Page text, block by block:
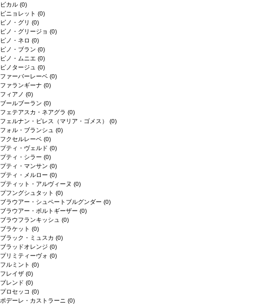
ビカル (0)
ピニョレット (0)
ピノ・グリ (0)
ピノ・グリージョ (0)
ピノ・ネロ (0)
ピノ・ブラン (0)
ピノ・ムニエ (0)
ピノタージュ (0)
ファーバーレーベ (0)
ファランギーナ (0)
フィアノ (0)
ブールブーラン (0)
フェテアスカ・ネアグラ (0)
フェルナン・ピレス（マリア・ゴメス） (0)
フォル・ブランシュ (0)
フクセルレーベ (0)
プティ・ヴェルド (0)
プティ・シラー (0)
プティ・マンサン (0)
プティ・メルロー (0)
プティット・アルヴィーヌ (0)
プフングシュタット (0)
ブラウアー・シュペートブルグンダー (0)
ブラウアー・ポルトギーザー (0)
ブラウフランキッシュ (0)
ブラケット (0)
ブラック・ミュスカ (0)
ブラッドオレンジ (0)
プリミティーヴォ (0)
フルミント (0)
フレイザ (0)
ブレンド (0)
プロセッコ (0)
ポデーレ・カストラーニ (0)